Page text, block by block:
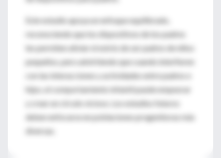
Este estudio apoya un enfoque equilibrado,
reconociendo que los dispositivos de los padres
les permiten aliviar el estrés de ser padres de niños
pequeños, pero advirtiendo que cuando interfieren
con las interacciones y actividades entre padres e
hijos, el comportamiento infantil puede empeorar
y crear un círculo vicioso. Los estudios futuros
deben enfocarse en poblaciones progenitoras más
diversas.